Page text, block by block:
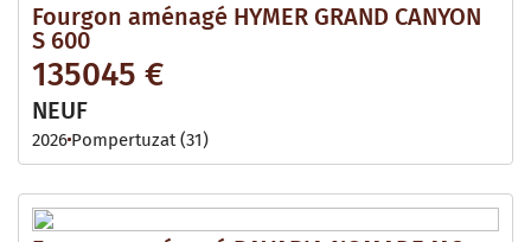
Fourgon aménagé HYMER GRAND CANYON
S 600
135045 €
NEUF
2026 Pompertuzat (31)